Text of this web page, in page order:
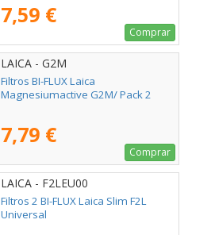
7,59 €
Comprar
LAICA - G2M
Filtros BI-FLUX Laica
Magnesiumactive G2M/ Pack 2
7,79 €
Comprar
LAICA - F2LEU00
Filtros 2 BI-FLUX Laica Slim F2L
Universal